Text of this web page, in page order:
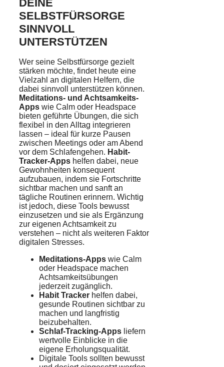
DEINE
SELBSTFÜRSORGE
SINNVOLL
UNTERSTÜTZEN
Wer seine Selbstfürsorge gezielt
stärken möchte, findet heute eine
Vielzahl an digitalen Helfern, die
dabei sinnvoll unterstützen können.
Meditations- und Achtsamkeits-
Apps wie Calm oder Headspace
bieten geführte Übungen, die sich
flexibel in den Alltag integrieren
lassen – ideal für kurze Pausen
zwischen Meetings oder am Abend
vor dem Schlafengehen. Habit-
Tracker-Apps helfen dabei, neue
Gewohnheiten konsequent
aufzubauen, indem sie Fortschritte
sichtbar machen und sanft an
tägliche Routinen erinnern. Wichtig
ist jedoch, diese Tools bewusst
einzusetzen und sie als Ergänzung
zur eigenen Achtsamkeit zu
verstehen – nicht als weiteren Faktor
digitalen Stresses.
Meditations-Apps wie Calm
oder Headspace machen
Achtsamkeitsübungen
jederzeit zugänglich.
Habit Tracker helfen dabei,
gesunde Routinen sichtbar zu
machen und langfristig
beizubehalten.
Schlaf-Tracking-Apps liefern
wertvolle Einblicke in die
eigene Erholungsqualität.
Digitale Tools sollten bewusst